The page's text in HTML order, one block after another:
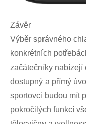
Závěr
Výběr správného
konkrétních
začátečníky nabízejí
dostupný a přímý
sportovci budou mít
pokročilých funkcí